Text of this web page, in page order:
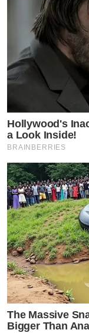
Hollywood's
a Look Inside!
BRAINBERRIES
The Massive
Bigger Than